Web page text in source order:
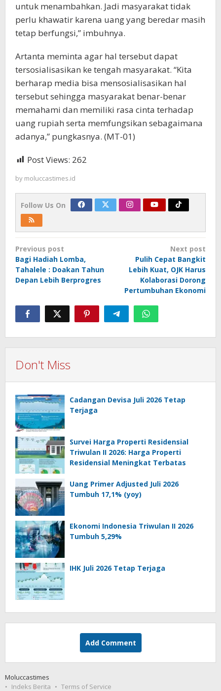
untuk menambahkan. Jadi masyarakat tidak
perlu khawatir karena uang yang beredar masih
tetap berfungsi,” imbuhnya.
Artanta meminta agar hal tersebut dapat
tersosialisasikan ke tengah masyarakat. “Kita
berharap media bisa mensosialisasikan hal
tersebut sehingga masyarakat benar-benar
memahami dan memiliki rasa cinta terhadap
uang rupiah serta memfungsikan sebagaimana
adanya,” pungkasnya. (MT-01)
Post Views: 262
by moluccastimes.id
Follow Us On
Post
navigation
Previous post
Bagi Hadiah Lomba,
Tahalele : Doakan Tahun
Depan Lebih Berprogres
Next post
Pulih Cepat Bangkit
Lebih Kuat, OJK Harus
Kolaborasi Dorong
Pertumbuhan Ekonomi
Don't Miss
Cadangan Devisa Juli 2026 Tetap
Terjaga
Survei Harga Properti Residensial
Triwulan II 2026: Harga Properti
Residensial Meningkat Terbatas
Uang Primer Adjusted Juli 2026
Tumbuh 17,1% (yoy)
Ekonomi Indonesia Triwulan II 2026
Tumbuh 5,29%
IHK Juli 2026 Tetap Terjaga
Add Comment
Moluccastimes
Indeks Berita
Terms of Service